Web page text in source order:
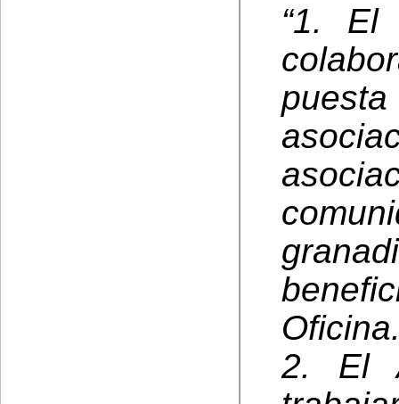
“1. El
2. El